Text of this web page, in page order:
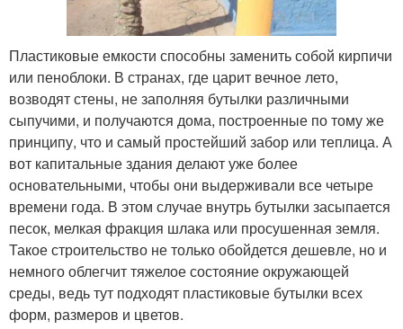
Пластиковые емкости способны заменить собой кирпичи
или пеноблоки. В странах, где царит вечное лето,
возводят стены, не заполняя бутылки различными
сыпучими, и получаются дома, построенные по тому же
принципу, что и самый простейший забор или теплица. А
вот капитальные здания делают уже более
основательными, чтобы они выдерживали все четыре
времени года. В этом случае внутрь бутылки засыпается
песок, мелкая фракция шлака или просушенная земля.
Такое строительство не только обойдется дешевле, но и
немного облегчит тяжелое состояние окружающей
среды, ведь тут подходят пластиковые бутылки всех
форм, размеров и цветов.